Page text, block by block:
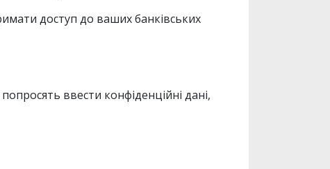
доступ до ваших банківських
ввести конфіденційні дані,